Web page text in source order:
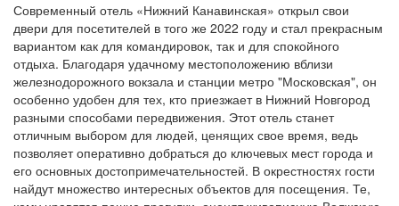
Современный отель «Нижний Канавинская» открыл свои
двери для посетителей в того же 2022 году и стал прекрасным
вариантом как для командировок, так и для спокойного
отдыха. Благодаря удачному местоположению вблизи
железнодорожного вокзала и станции метро "Московская", он
особенно удобен для тех, кто приезжает в Нижний Новгород
разными способами передвижения. Этот отель станет
отличным выбором для людей, ценящих свое время, ведь
позволяет оперативно добраться до ключевых мест города и
его основных достопримечательностей. В окрестностях гости
найдут множество интересных объектов для посещения. Те,